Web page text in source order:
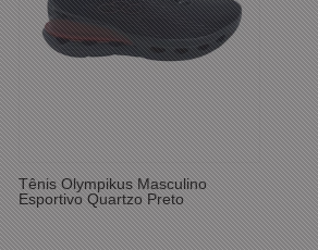
Tênis Olympikus Masculino
Esportivo Quartzo Preto